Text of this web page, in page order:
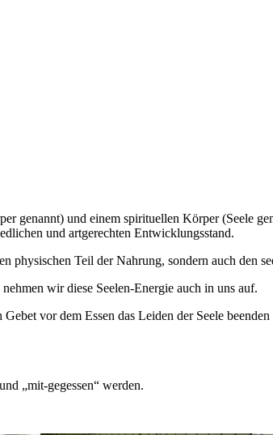
genannt) und einem spirituellen Körper (Seele
und artgerechten Entwicklungsstand.
physischen Teil der Nahrung, sondern auch den
wir diese Seelen-Energie auch in uns auf.
vor dem Essen das Leiden der Seele
„mit-gegessen“ werden.